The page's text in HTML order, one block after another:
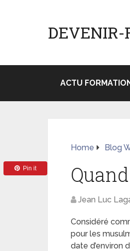
DEVENIR-
ACTU
Home Blog
Jean Luc
Considéré
pour les
date d’environ
Pin it